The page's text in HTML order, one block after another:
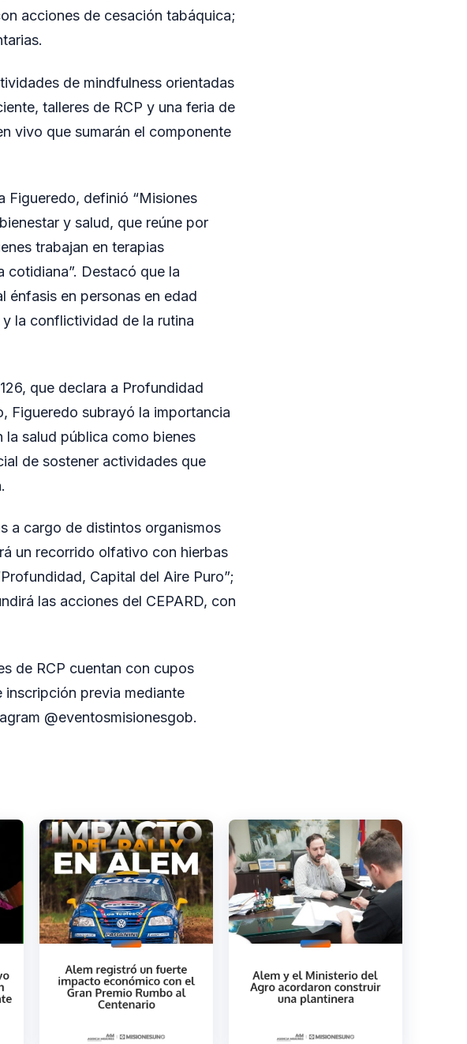
acciones de cesación tabáquica;
de mindfulness orientadas
talleres de RCP y una feria de
vivo que sumarán el componente
Figueredo, definió “Misiones
y salud, que reúne por
trabajan en terapias
cotidiana”. Destacó que la
énfasis en personas en edad
la conflictividad de la rutina
que declara a Profundidad
Figueredo subrayó la importancia
salud pública como bienes
de sostener actividades que
a cargo de distintos organismos
un recorrido olfativo con hierbas
Capital del Aire Puro”;
las acciones del CEPARD, con
de RCP cuentan con cupos
inscripción previa mediante
@eventosmisionesgob.